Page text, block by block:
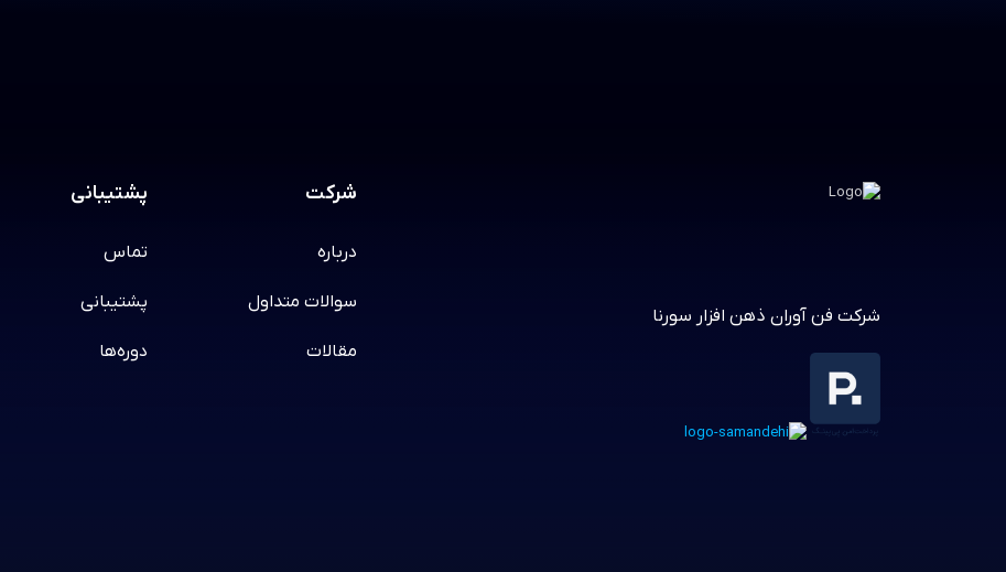
شرکت فن آوران ذهن افزار سورنا
شرکت
درباره
سوالات متداول
مقالات
پشتیبانی
تماس
پشتیبانی
دوره‌ها